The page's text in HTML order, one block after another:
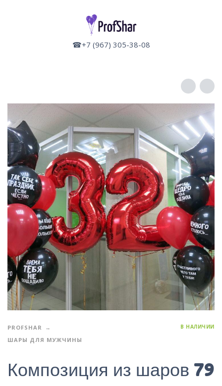
☎+7 (967) 305-38-08
PROFSHAR
ШАРЫ ДЛЯ МУЖЧИНЫ
В НАЛИЧИИ
Композиция из шаров 79